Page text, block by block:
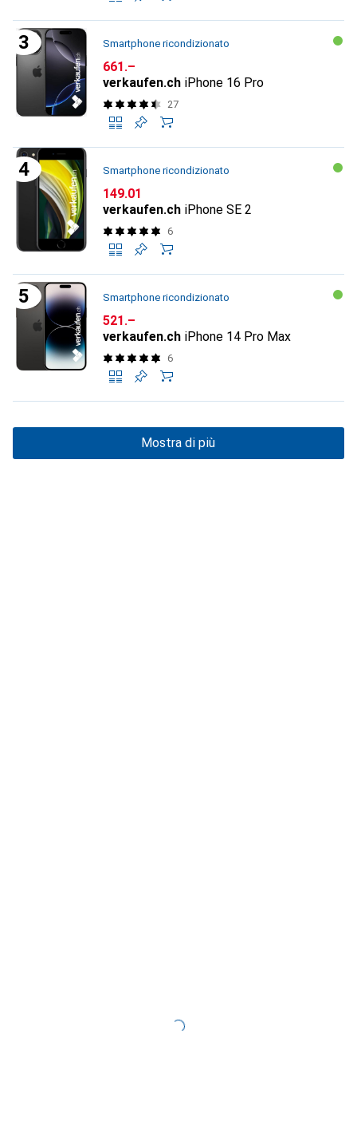
Smartphone ricondizionato
CHF
661.–
verkaufen.ch iPhone 16 Pro
27
Smartphone ricondizionato
CHF
149.01
verkaufen.ch iPhone SE 2
6
Smartphone ricondizionato
CHF
521.–
verkaufen.ch iPhone 14 Pro Max
6
Mostra di più